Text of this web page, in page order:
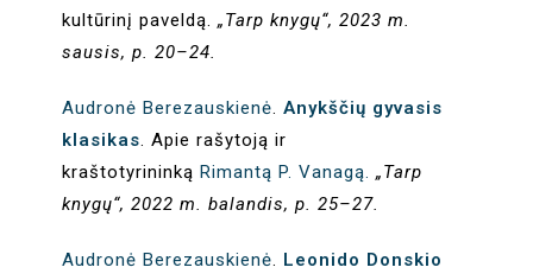
kultūrinį paveldą.„Tarp knygų“, 2023 m.
sausis, p. 20–24.
Audronė Berezauskienė.Anykščių gyvasis
klasikas. Apie rašytoją ir
kraštotyrininkąRimantą P. Vanagą. „Tarp
knygų“, 2022 m. balandis, p. 25–27.
Audronė Berezauskienė. Leonido Donskio